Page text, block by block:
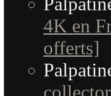
4K en
offerts]